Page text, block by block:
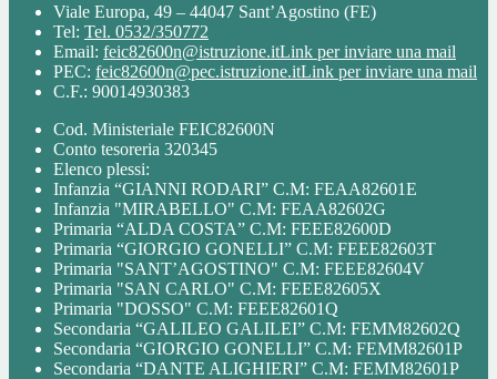
Viale Europa, 49 – 44047 Sant’Agostino (FE)
Tel: Tel. 0532/350772
Email: feic82600n@istruzione.itLink per inviare una mail
PEC: feic82600n@pec.istruzione.itLink per inviare una mail
C.F.: 90014930383
Cod. Ministeriale FEIC82600N
Conto tesoreria 320345
Elenco plessi:
Infanzia “GIANNI RODARI” C.M: FEAA82601E
Infanzia "MIRABELLO" C.M: FEAA82602G
Primaria “ALDA COSTA” C.M: FEEE82600D
Primaria “GIORGIO GONELLI” C.M: FEEE82603T
Primaria "SANT’AGOSTINO" C.M: FEEE82604V
Primaria "SAN CARLO" C.M: FEEE82605X
Primaria "DOSSO" C.M: FEEE82601Q
Secondaria “GALILEO GALILEI” C.M: FEMM82602Q
Secondaria “GIORGIO GONELLI” C.M: FEMM82601P
Secondaria “DANTE ALIGHIERI” C.M: FEMM82601P